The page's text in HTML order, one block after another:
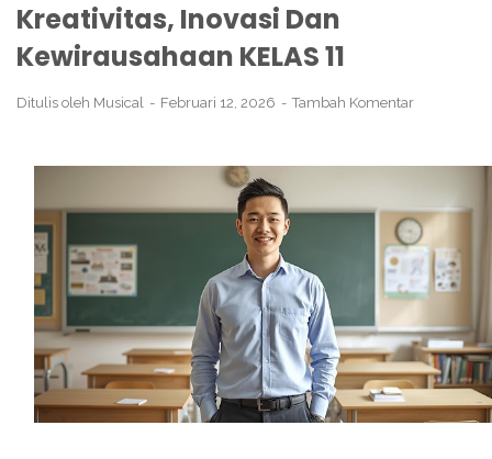
Kreativitas, Inovasi Dan
Kewirausahaan KELAS 11
Ditulis oleh Musical Februari 12, 2026 Tambah Komentar